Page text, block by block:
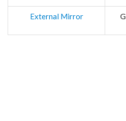
External Mirror